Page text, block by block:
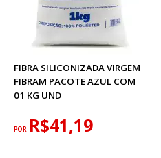
FIBRA SILICONIZADA VIRGEM
FIBRAM PACOTE AZUL COM
01 KG UND
POR R$41,19